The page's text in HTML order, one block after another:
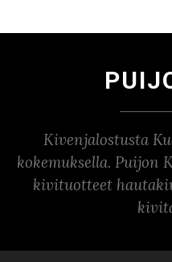
Kivenjalostusta
kokemuksella.
kivituotteet